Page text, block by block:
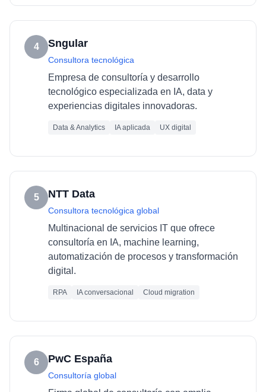
4 Sngular
Consultora tecnológica
Empresa de consultoría y desarrollo
tecnológico especializada en IA, data y
experiencias digitales innovadoras.
Data & Analytics IA aplicada UX digital
5 NTT Data
Consultora tecnológica global
Multinacional de servicios IT que ofrece
consultoría en IA, machine learning,
automatización de procesos y transformación
digital.
RPA IA conversacional Cloud migration
6 PwC España
Consultoría global